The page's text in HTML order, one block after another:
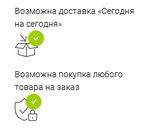
Возможна доставка «Сегодня
на сегодня»
Возможна покупка любого
товара на заказ